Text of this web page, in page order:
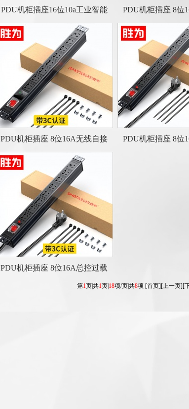
PDU机柜插座16位10a工业智能 PDU机柜插座 8位
PDU机柜插座 8位16A无线自接 PDU机柜插座 8位
PDU机柜插座 8位16A总控过载
第1页|共1页| 18项/页|共8项 [首页][上一页][